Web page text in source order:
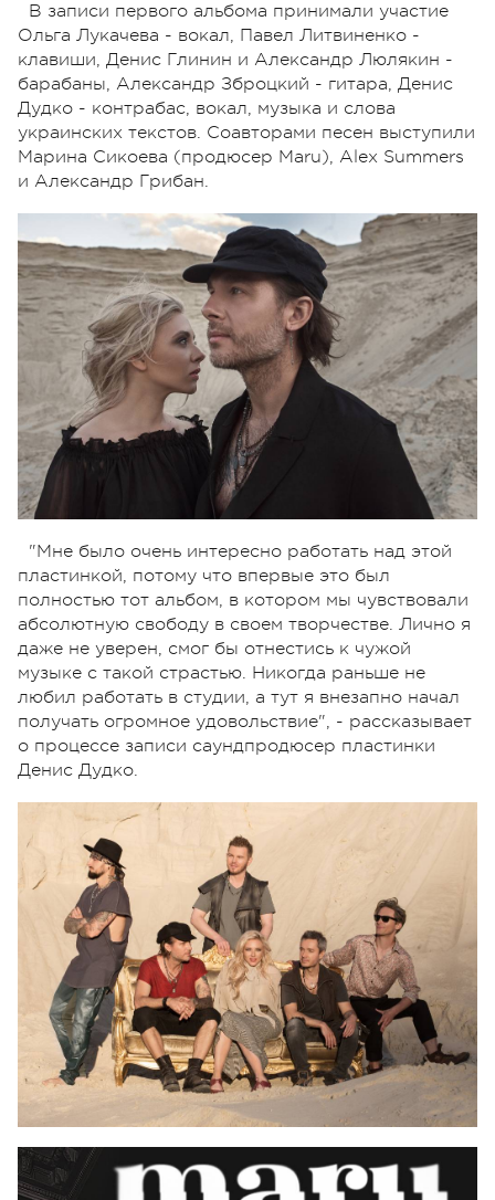
В записи первого альбома принимали участие
Ольга Лукачева - вокал, Павел Литвиненко -
клавиши, Денис Глинин и Александр Люлякин -
барабаны, Александр Зброцкий - гитара, Денис
Дудко - контрабас, вокал, музыка и слова
украинских текстов. Соавторами песен выступили
Марина Сикоева (продюсер Maru), Alex Summers
и Александр Грибан.
"Мне было очень интересно работать над этой
пластинкой, потому что впервые это был
полностью тот альбом, в котором мы чувствовали
абсолютную свободу в своем творчестве. Лично я
даже не уверен, смог бы отнестись к чужой
музыке с такой страстью. Никогда раньше не
любил работать в студии, а тут я внезапно начал
получать огромное удовольствие", - рассказывает
о процессе записи саундпродюсер пластинки
Денис Дудко.